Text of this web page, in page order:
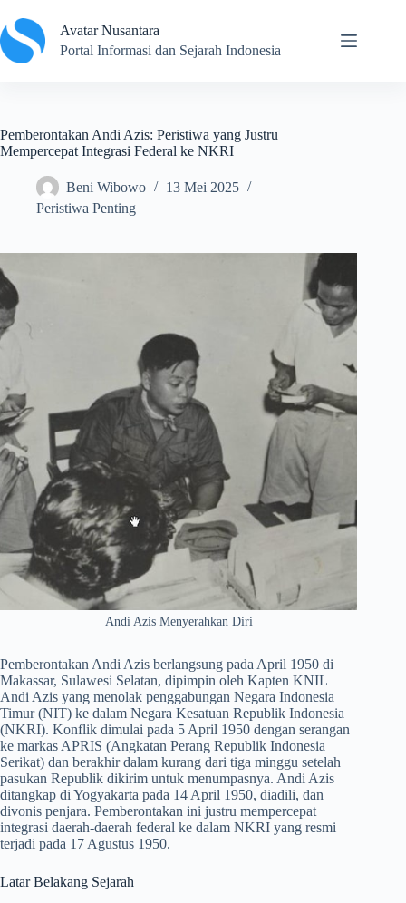
to
content
Avatar Nusantara
Portal Informasi dan Sejarah Indonesia
Pemberontakan Andi Azis: Peristiwa yang Justru
Mempercepat Integrasi Federal ke NKRI
Beni Wibowo
13 Mei 2025
Peristiwa Penting
Andi Azis Menyerahkan Diri
Pemberontakan Andi Azis berlangsung pada April 1950 di
Makassar, Sulawesi Selatan, dipimpin oleh Kapten KNIL
Andi Azis yang menolak penggabungan Negara Indonesia
Timur (NIT) ke dalam Negara Kesatuan Republik Indonesia
(NKRI). Konflik dimulai pada 5 April 1950 dengan serangan
ke markas APRIS (Angkatan Perang Republik Indonesia
Serikat) dan berakhir dalam kurang dari tiga minggu setelah
pasukan Republik dikirim untuk menumpasnya. Andi Azis
ditangkap di Yogyakarta pada 14 April 1950, diadili, dan
divonis penjara. Pemberontakan ini justru mempercepat
integrasi daerah-daerah federal ke dalam NKRI yang resmi
terjadi pada 17 Agustus 1950.
Latar Belakang Sejarah